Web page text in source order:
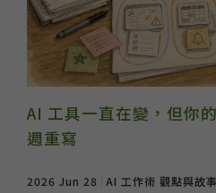
AI 工具一直在變，但你
週重寫
2026 Jun 28 AI 工作術 觀點與故事